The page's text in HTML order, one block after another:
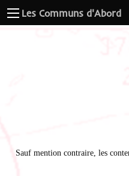
Les Communs d'Abord
Sauf mention contraire, les